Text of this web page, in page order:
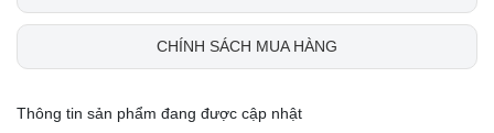
CHÍNH SÁCH MUA HÀNG
Thông tin sản phẩm đang được cập nhật